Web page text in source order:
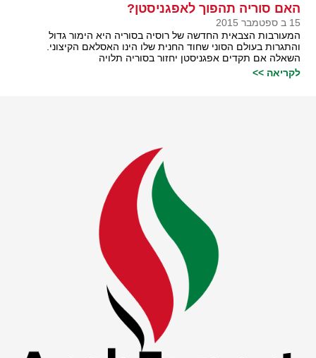
האם סוריה תהפוך לאפגניסטן?
15 ב ספטמבר 2015
המעורבות הצבאית החדשה של רוסיה בסוריה היא הימור גדול
והתגרות בעולם הסוני שחוד החנית שלו הינו האסלאם הקיצוני.
השאלה אם תקדים אפגניסטן יחזור בסוריה תלויה
לקריאה >>